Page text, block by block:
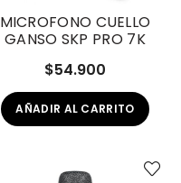
MICROFONO CUELLO
GANSO SKP PRO 7K
$54.900
AÑADIR AL CARRITO